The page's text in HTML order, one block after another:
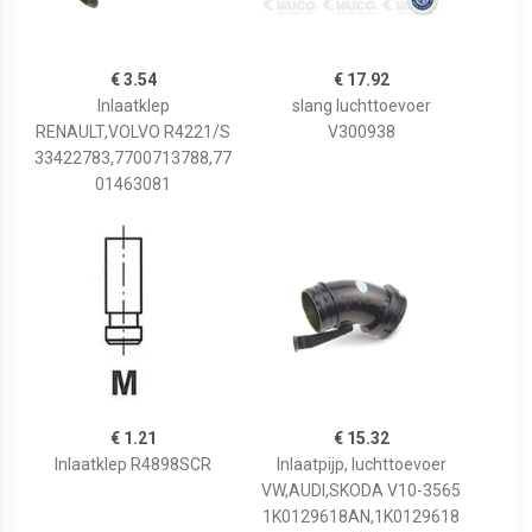
€ 3.54
Inlaatklep
RENAULT,VOLVO R4221/S
33422783,7700713788,77
01463081
€ 17.92
slang luchttoevoer
V300938
€ 1.21
Inlaatklep R4898SCR
€ 15.32
Inlaatpijp, luchttoevoer
VW,AUDI,SKODA V10-3565
1K0129618AN,1K0129618